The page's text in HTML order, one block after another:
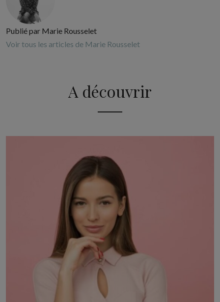
Publié par Marie Rousselet
Voir tous les articles de Marie Rousselet
A découvrir